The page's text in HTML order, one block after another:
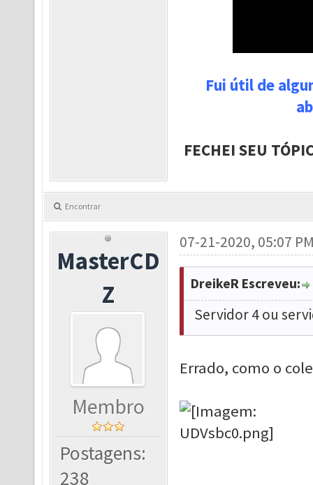
Fui útil de
FECHEI SEU
Encontrar
MasterCD
Z
Membro
Postagens:
238
07-21-2020, 05:07
DreikeR Escreveu:
Servidor 4 ou
Errado, como o